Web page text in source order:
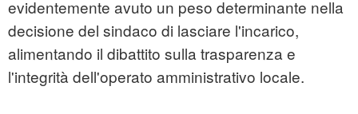
evidentemente avuto un peso determinante nella
decisione del sindaco di lasciare l'incarico,
alimentando il dibattito sulla trasparenza e
l'integrità dell'operato amministrativo locale.